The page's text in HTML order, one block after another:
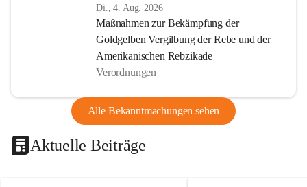
Di., 4. Aug. 2026
Maßnahmen zur Bekämpfung der
Goldgelben Vergilbung der Rebe und der
Amerikanischen Rebzikade
Verordnungen
Alle Bekanntmachungen sehen
Aktuelle Beiträge